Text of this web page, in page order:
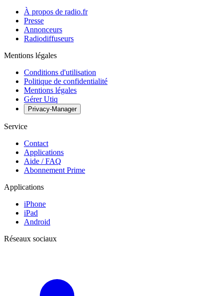
À propos de radio.fr
Presse
Annonceurs
Radiodiffuseurs
Mentions légales
Conditions d'utilisation
Politique de confidentialité
Mentions légales
Gérer Utiq
Privacy-Manager
Service
Contact
Applications
Aide / FAQ
Abonnement Prime
Applications
iPhone
iPad
Android
Réseaux sociaux